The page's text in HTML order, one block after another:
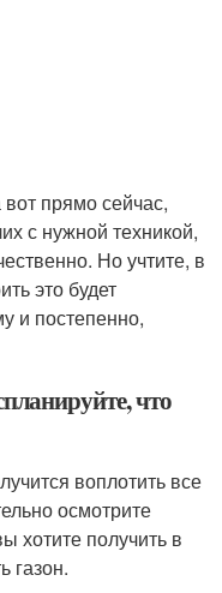
прямо сейчас,
с нужной техникой,
Но учтите, в
это будет
и постепенно,
что
воплотить все
осмотрите
хотите получить в
газон.